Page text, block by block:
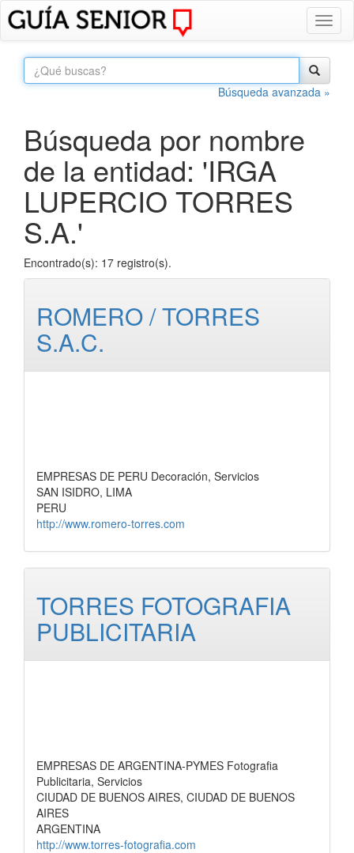
Búsqueda avanzada »
Búsqueda por nombre
de la entidad: 'IRGA
LUPERCIO TORRES
S.A.'
Encontrado(s): 17 registro(s).
ROMERO / TORRES
S.A.C.
EMPRESAS DE PERU Decoración, Servicios
SAN ISIDRO, LIMA
PERU
http://www.romero-torres.com
TORRES FOTOGRAFIA
PUBLICITARIA
EMPRESAS DE ARGENTINA-PYMES Fotografia
Publicitaria, Servicios
CIUDAD DE BUENOS AIRES, CIUDAD DE BUENOS
AIRES
ARGENTINA
http://www.torres-fotografia.com